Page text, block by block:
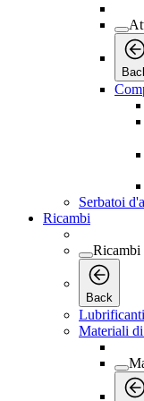
Serbatoi
Ricambi
Ricambi
Back
Lubrificanti
Materiali